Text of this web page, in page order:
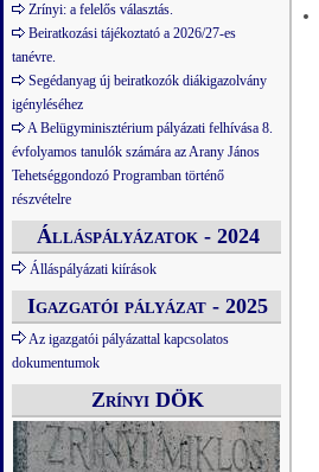
Zrínyi: a felelős választás.
Beiratkozási tájékoztató a 2026/27-es
tanévre.
Segédanyag új beiratkozók diákigazolvány
igényléséhez
A Belügyminisztérium pályázati felhívása 8.
évfolyamos tanulók számára az Arany János
Tehetséggondozó Programban történő
részvételre
Álláspályázatok - 2024
Álláspályázati kiírások
Igazgatói pályázat - 2025
Az igazgatói pályázattal kapcsolatos
dokumentumok
Zrínyi DÖK